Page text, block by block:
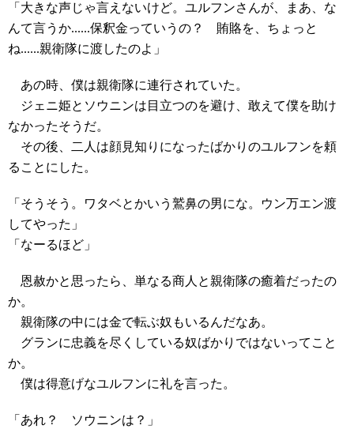
「大きな声じゃ言えないけど。ユルフンさんが、まあ、な
んて言うか......保釈金っていうの？ 賄賂を、ちょっと
ね......親衛隊に渡したのよ」
あの時、僕は親衛隊に連行されていた。
ジェニ姫とソウニンは目立つのを避け、敢えて僕を助け
なかったそうだ。
その後、二人は顔見知りになったばかりのユルフンを頼
ることにした。
「そうそう。ワタベとかいう鷲鼻の男にな。ウン万エン渡
してやった」
「なーるほど」
恩赦かと思ったら、単なる商人と親衛隊の癒着だったの
か。
親衛隊の中には金で転ぶ奴もいるんだなあ。
グランに忠義を尽くしている奴ばかりではないってこと
か。
僕は得意げなユルフンに礼を言った。
「あれ？ ソウニンは？」